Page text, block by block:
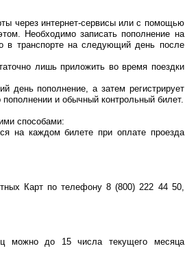
через интернет-сервисы или с помощью
Необходимо записать пополнение на
в транспорте на следующий день после
лишь приложить во время поездки
день пополнение, а затем регистрирует
и обычный контрольный билет.
способами:
на каждом билете при оплате проезда
Карт по телефону 8 (800) 222 44 50,
можно до 15 числа текущего месяца